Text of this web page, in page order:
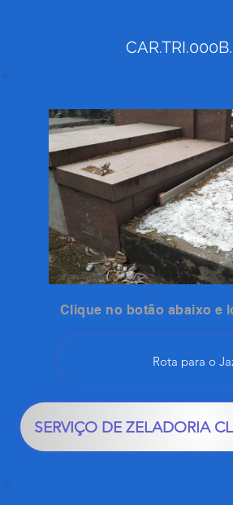
Clique no botão abaixo e
Rota para o
SERVIÇO DE ZELADORIA